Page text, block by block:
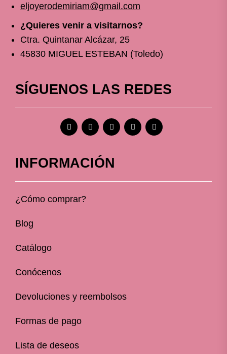
eljoyerodemiriam@gmail.com
¿Quieres venir a visitarnos?
Ctra. Quintanar Alcázar, 25
45830 MIGUEL ESTEBAN (Toledo)
SÍGUENOS LAS REDES
INFORMACIÓN
¿Cómo comprar?
Blog
Catálogo
Conócenos
Devoluciones y reembolsos
Formas de pago
Lista de deseos